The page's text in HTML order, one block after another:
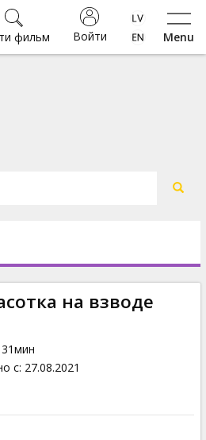
Menu
Войти
фильм
на взводе
с: 27.08.2021